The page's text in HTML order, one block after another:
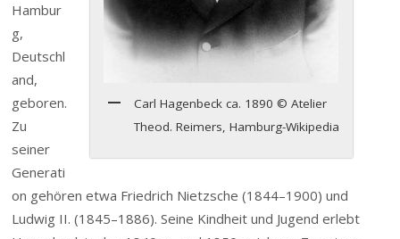
Carl Hagenbeck ca. 1890 © Atelier
Theod. Reimers, Hamburg-Wikipedia
Hambur
g,
Deutschl
and,
geboren.
Zu
seiner
Generati
on gehören etwa Friedrich Nietzsche (1844–1900) und
Ludwig II. (1845–1886). Seine Kindheit und Jugend erlebt